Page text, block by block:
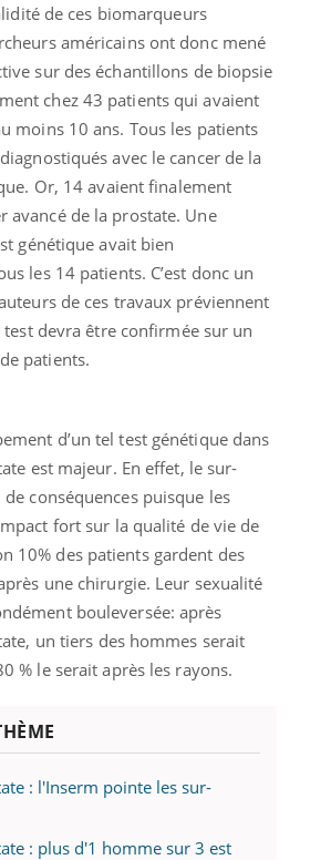
de ces biomarqueurs
américains ont donc mené
sur des échantillons de biopsie
chez 43 patients qui avaient
moins 10 ans. Tous les patients
avec le cancer de la
Or, 14 avaient finalement
avancé de la prostate. Une
génétique avait bien
les 14 patients. C’est donc un
de ces travaux préviennent
devra être confirmée sur un
patients.
d’un tel test génétique dans
est majeur. En effet, le sur-
conséquences puisque les
fort sur la qualité de vie de
10% des patients gardent des
une chirurgie. Leur sexualité
bouleversée: après
un tiers des hommes serait
% le serait après les rayons.
: l'Inserm pointe les sur-
: plus d'1 homme sur 3 est